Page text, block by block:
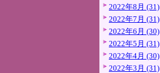
2022年8月 (31)
2022年7月 (31)
2022年6月 (30)
2022年5月 (31)
2022年4月 (30)
2022年3月 (31)